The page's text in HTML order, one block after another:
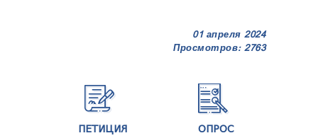
01 апреля 2024
Просмотров: 2763
ПЕТИЦИЯ
ОПРОС